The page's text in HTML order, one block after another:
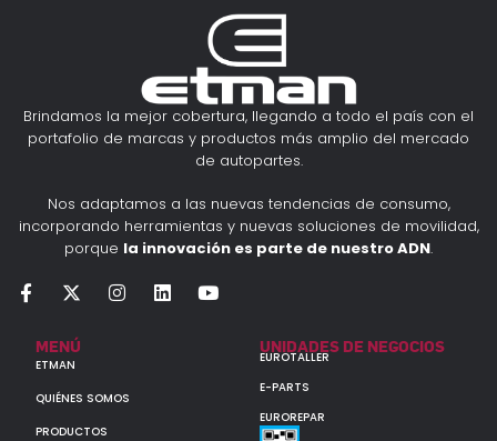
Brindamos la mejor cobertura, llegando a todo el país con el
portafolio de marcas y productos más amplio del mercado
de autopartes.
Nos adaptamos a las nuevas tendencias de consumo,
incorporando herramientas y nuevas soluciones de movilidad,
porque la innovación es parte de nuestro ADN.
MENÚ
ETMAN
QUIÉNES SOMOS
PRODUCTOS
UNIDADES DE NEGOCIOS
EUROTALLER
E-PARTS
EUROREPAR